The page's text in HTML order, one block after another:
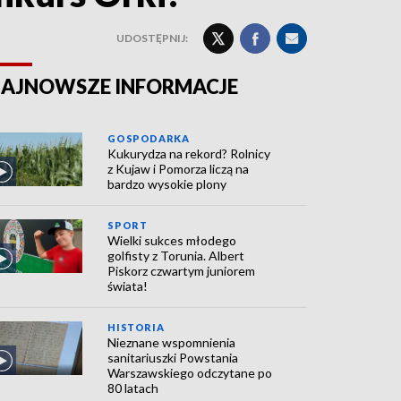
UDOSTĘPNIJ:
INFORMACJE
GOSPODARKA
Kukurydza na rekord? Rolnicy
z Kujaw i Pomorza liczą na
bardzo wysokie plony
SPORT
Wielki sukces młodego
golfisty z Torunia. Albert
Piskorz czwartym juniorem
świata!
HISTORIA
Nieznane wspomnienia
sanitariuszki Powstania
Warszawskiego odczytane po
80 latach